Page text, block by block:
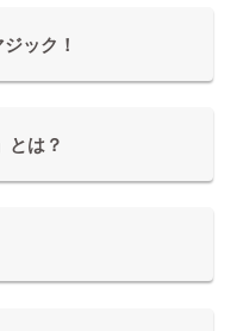
ック！
とは？